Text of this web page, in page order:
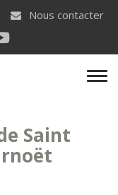
Nous contacter
Facebook
compte Instagram
vers le compte
Saint